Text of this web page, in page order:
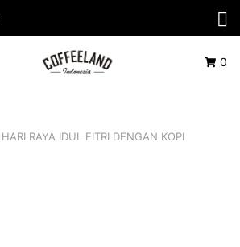
0
RAYA IDUL FITRI DENGAN KOPI